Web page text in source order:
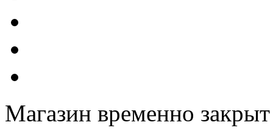
Магазин временно закрыт